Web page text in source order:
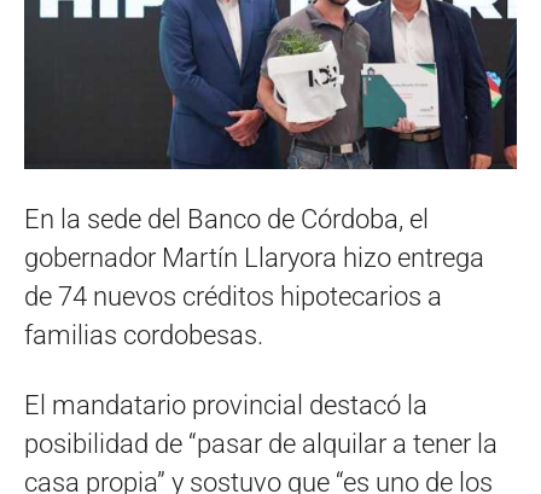
En la sede del Banco de Córdoba, el
gobernador Martín Llaryora hizo entrega
de 74 nuevos créditos hipotecarios a
familias cordobesas.
El mandatario provincial destacó la
posibilidad de “pasar de alquilar a tener la
casa propia” y sostuvo que “es uno de los